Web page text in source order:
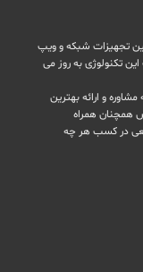
تجهیزات شبکه و ویپ
این تکنولوژی به روز می
و ارائه بهترین
همچنان همراه
سعی در کسب هر چه